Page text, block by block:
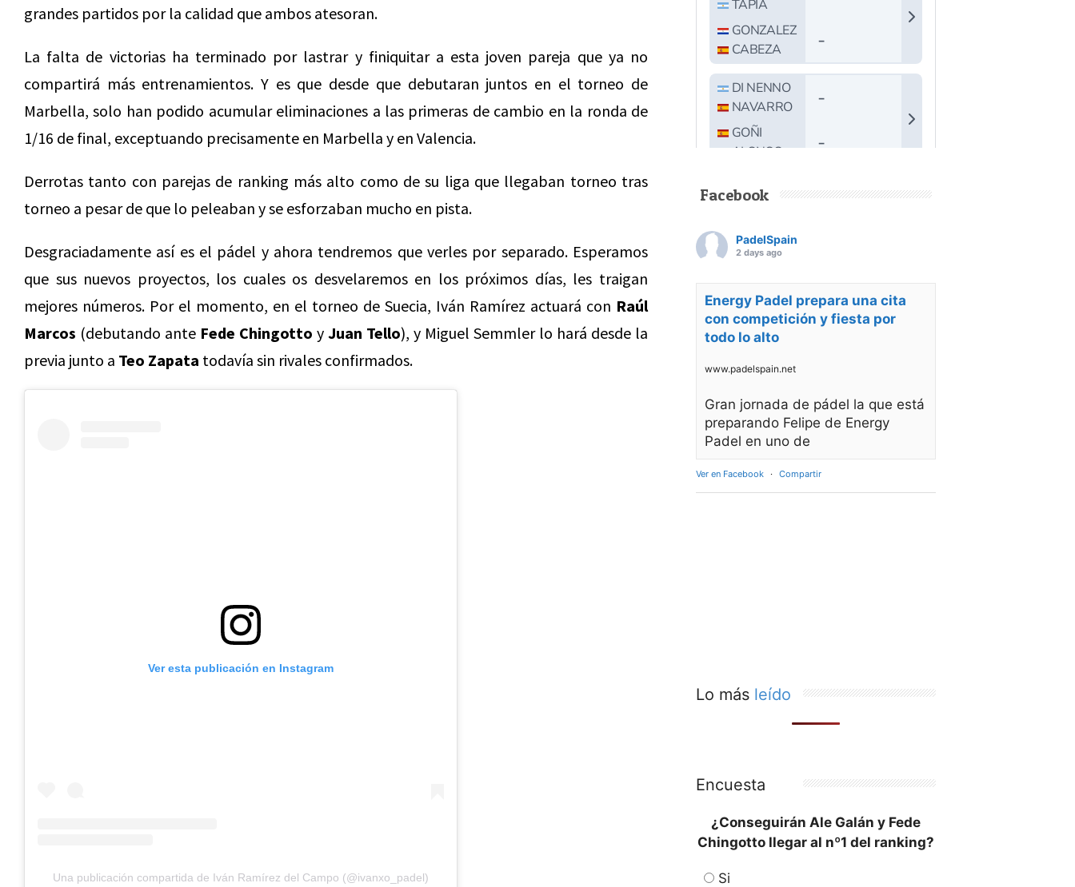
grandes partidos por la calidad que ambos atesoran.
La falta de victorias ha terminado por lastrar y finiquitar a esta joven pareja que ya no
compartirá más entrenamientos. Y es que desde que debutaran juntos en el torneo de
Marbella, solo han podido acumular eliminaciones a las primeras de cambio en la ronda de
1/16 de final, exceptuando precisamente en Marbella y en Valencia.
Derrotas tanto con parejas de ranking más alto como de su liga que llegaban torneo tras
torneo a pesar de que lo peleaban y se esforzaban mucho en pista.
Desgraciadamente así es el pádel y ahora tendremos que verles por separado. Esperamos
que sus nuevos proyectos, los cuales os desvelaremos en los próximos días, les traigan
mejores números. Por el momento, en el torneo de Suecia, Iván Ramírez actuará con Raúl
Marcos (debutando ante Fede Chingotto y Juan Tello), y Miguel Semmler lo hará desde la
previa junto a Teo Zapata todavía sin rivales confirmados.
Ver esta publicación en Instagram
Una publicación compartida de Iván Ramírez del Campo (@ivanxo_padel)
Facebook
PadelSpain
2 days ago
Energy Padel prepara una cita
con competición y fiesta por
todo lo alto
www.padelspain.net
Gran jornada de pádel la que está
preparando Felipe de Energy
Padel en uno de
Ver en Facebook · Compartir
Lo más leído
Encuesta
¿Conseguirán Ale Galán y Fede
Chingotto llegar al nº1 del ranking?
Si